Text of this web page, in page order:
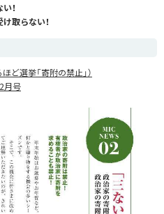
！
け取らない！
ど選挙「寄附の禁止」）
月号